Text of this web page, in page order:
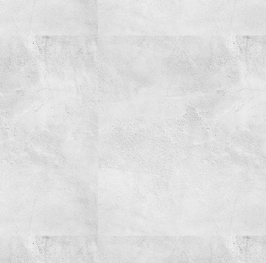
Spuma Activa
AdBlue
Creme/Pasta
Detergenti
Parfum
Tehnica de ridicare
Truse
Vaselina